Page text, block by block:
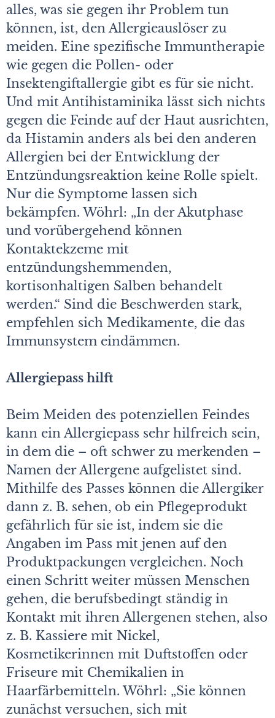
alles, was sie gegen ihr Problem tun
können, ist, den Allergieauslöser zu
meiden. Eine spezifische Immuntherapie
wie gegen die Pollen- oder
Insektengiftallergie gibt es für sie nicht.
Und mit Antihistaminika lässt sich nichts
gegen die Feinde auf der Haut ausrichten,
da Histamin anders als bei den anderen
Allergien bei der Entwicklung der
Entzündungsreaktion keine Rolle spielt.
Nur die Symptome lassen sich
bekämpfen. Wöhrl: „In der Akutphase
und vorübergehend können
Kontaktekzeme mit
entzündungshemmenden,
kortisonhaltigen Salben behandelt
werden.“ Sind die Beschwerden stark,
empfehlen sich Medikamente, die das
Immunsystem eindämmen.
Allergiepass hilft
Beim Meiden des potenziellen Feindes
kann ein Allergiepass sehr hilfreich sein,
in dem die – oft schwer zu merkenden –
Namen der Allergene aufgelistet sind.
Mithilfe des Passes können die Allergiker
dann z. B. sehen, ob ein Pflegeprodukt
gefährlich für sie ist, indem sie die
Angaben im Pass mit jenen auf den
Produktpackungen vergleichen. Noch
einen Schritt weiter müssen Menschen
gehen, die berufsbedingt ständig in
Kontakt mit ihren Allergenen stehen, also
z. B. Kassiere mit Nickel,
Kosmetikerinnen mit Duftstoffen oder
Friseure mit Chemikalien in
Haarfärbemitteln. Wöhrl: „Sie können
zunächst versuchen, sich mit